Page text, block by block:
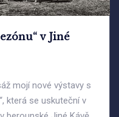
v Jiné
mojí nové výstavy s
která se uskuteční v